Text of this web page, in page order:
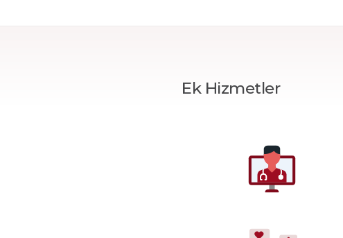
Teklif
Ek Hizmetler